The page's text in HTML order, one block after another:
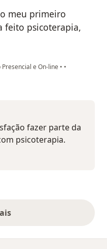
meu primeiro
feito psicoterapia,
e On-line • •
fazer parte da
psicoterapia.
acima